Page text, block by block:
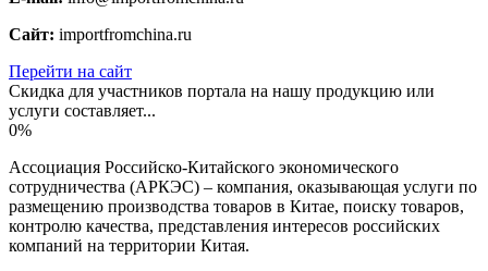
Сайт: importfromchina.ru
Перейти на сайт
Скидка для участников портала на нашу продукцию или
услуги составляет...
0%
Ассоциация Российско-Китайского экономического
сотрудничества (АРКЭС) – компания, оказывающая услуги по
размещению производства товаров в Китае, поиску товаров,
контролю качества, представления интересов российских
компаний на территории Китая.